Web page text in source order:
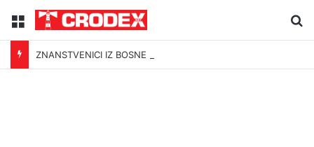
Menu
ZNANSTVENICI IZ BOSNE OTKRILI NACIZAM U – BOSNI!